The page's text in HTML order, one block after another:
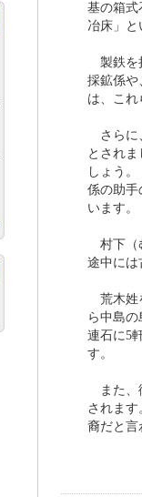
基の箱式
冶床」
製鉄を
採鉱係や
は、こ
さらに
とされ
しょう
係の助手
います。
村下（
途中には
荒木姓
ら中島
連石に5
す。
また、
されま
裔だと言